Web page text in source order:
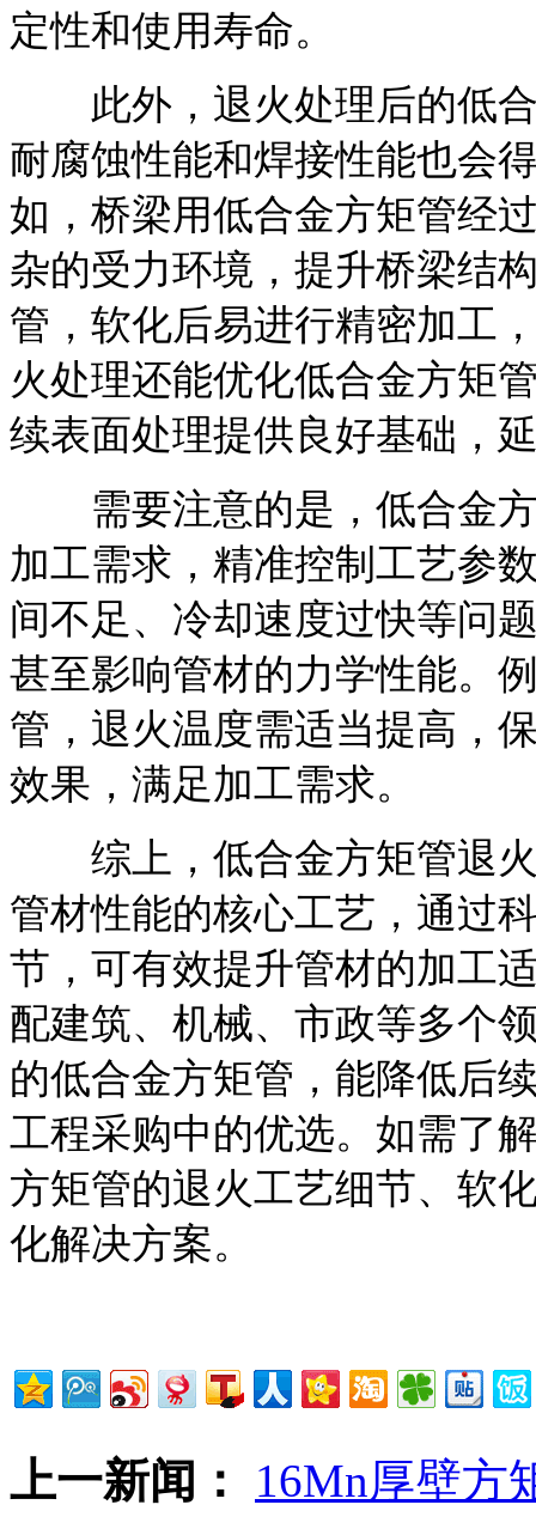
定性和使用寿命。
此外，退火处理后的低合
耐腐蚀性能和焊接性能也会
如，桥梁用低合金方矩管经
杂的受力环境，提升桥梁结
管，软化后易进行精密加工
火处理还能优化低合金方矩
续表面处理提供良好基础，
需要注意的是，低合金方
加工需求，精准控制工艺参
间不足、冷却速度过快等问
甚至影响管材的力学性能。
管，退火温度需适当提高，
效果，满足加工需求。
综上，低合金方矩管退火
管材性能的核心工艺，通过
节，可有效提升管材的加工
配建筑、机械、市政等多个
的低合金方矩管，能降低后
工程采购中的优选。如需了
方矩管的退火工艺细节、软
化解决方案。
上一新闻： 16Mn厚壁方